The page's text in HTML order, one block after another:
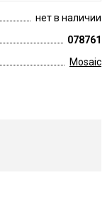
нет в наличии
078761
Mosaic